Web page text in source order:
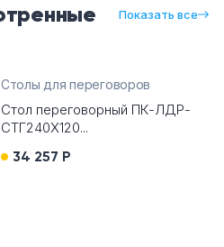
Показать все
Столы для переговоров
Стол переговорный ПК-ЛДР-
СТГ240Х120...
34 257 Р